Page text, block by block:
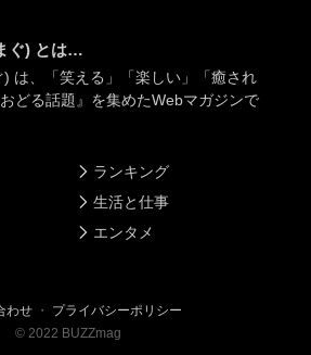
ぐ) とは…
は、「笑える」「楽しい」「癒され
どる話題』を集めたWebマガジンで
ランキング
生活と仕事
エンタメ
わせ ・ プライバシーポリシー
© 2022 BUZZmag